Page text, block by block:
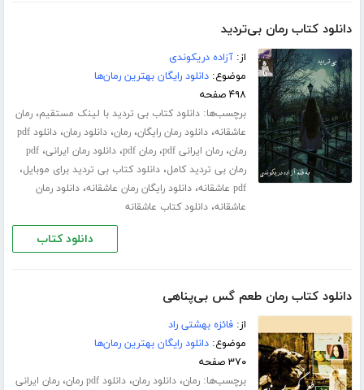
دانلود کتاب رمان بی‌تردید
از:آزاده دریکوندی
موضوع:دانلود رایگان بهترین رمان‌ها
۴۹۸ صفحه
برچسب‌ها:دانلود کتاب بی تردید با لینک مستقیم،رمان
عاشقانه،دانلود رمان رایگان،رمان،دانلود رمان،
دانلود pdf
رمان،رمان ایرانی pdf ،رمان pdf ،دانلود رمان ایرانی،pdf
رمان بی تردید کامل،دانلود کتاب بی تردید برای موبایل،
pdf عاشقانه ،دانلود رایگان رمان عاشقانه،دانلود رمان
عاشقانه،دانلود کتاب عاشقانه
دانلود کتاب
دانلود کتاب رمان طعم گس بی‌پناهی
از:فائزه بهشتی راد
موضوع:دانلود رایگان بهترین رمان‌ها
۳۷۰ صفحه
برچسب‌ها:رمان،دانلود رمان،دانلود pdf رمان ،رمان ایرانی